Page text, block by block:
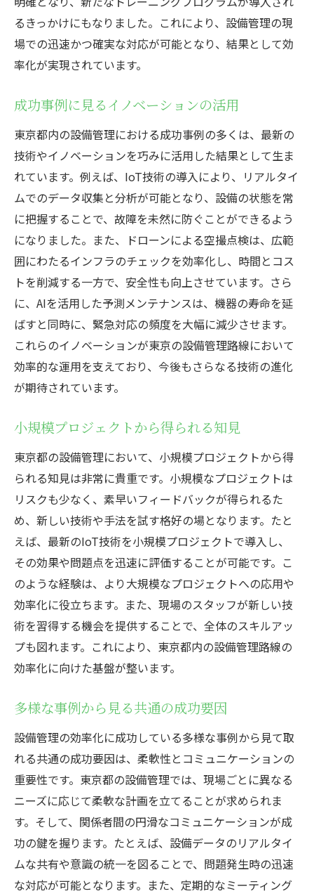
るきっかけにもなりました。これにより、設備管理の現
場での迅速かつ確実な対応が可能となり、結果として効
率化が実現されています。
成功事例に見るイノベーションの活用
東京都内の設備管理における成功事例の多くは、最新の
技術やイノベーションを巧みに活用した結果として生ま
れています。例えば、IoT技術の導入により、リアルタイ
ムでのデータ収集と分析が可能となり、設備の状態を常
に把握することで、故障を未然に防ぐことができるよう
になりました。また、ドローンによる空撮点検は、広範
囲にわたるインフラのチェックを効率化し、時間とコス
トを削減する一方で、安全性も向上させています。さら
に、AIを活用した予測メンテナンスは、機器の寿命を延
ばすと同時に、緊急対応の頻度を大幅に減少させます。
これらのイノベーションが東京の設備管理路線において
効率的な運用を支えており、今後もさらなる技術の進化
が期待されています。
小規模プロジェクトから得られる知見
東京都の設備管理において、小規模プロジェクトから得
られる知見は非常に貴重です。小規模なプロジェクトは
リスクも少なく、素早いフィードバックが得られるた
め、新しい技術や手法を試す格好の場となります。たと
えば、最新のIoT技術を小規模プロジェクトで導入し、
その効果や問題点を迅速に評価することが可能です。こ
のような経験は、より大規模なプロジェクトへの応用や
効率化に役立ちます。また、現場のスタッフが新しい技
術を習得する機会を提供することで、全体のスキルアッ
プも図れます。これにより、東京都内の設備管理路線の
効率化に向けた基盤が整います。
多様な事例から見る共通の成功要因
設備管理の効率化に成功している多様な事例から見て取
れる共通の成功要因は、柔軟性とコミュニケーションの
重要性です。東京都の設備管理では、現場ごとに異なる
ニーズに応じて柔軟な計画を立てることが求められま
す。そして、関係者間の円滑なコミュニケーションが成
功の鍵を握ります。たとえば、設備データのリアルタイ
ムな共有や意識の統一を図ることで、問題発生時の迅速
な対応が可能となります。また、定期的なミーティング